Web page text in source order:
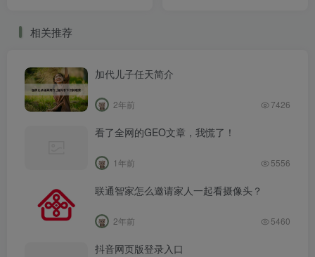
相关推荐
加代儿子任天简介
2年前 7426
看了全网的GEO文章，我慌了！
1年前 5556
联通智家怎么邀请家人一起看摄像头？
2年前 5460
抖音网页版登录入口